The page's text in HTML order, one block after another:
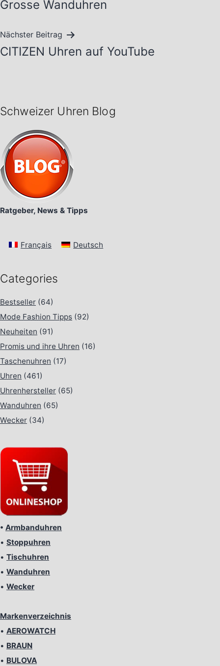
Grosse Wanduhren
Nächster Beitrag
CITIZEN Uhren auf YouTube
Schweizer Uhren Blog
Ratgeber, News & Tipps
Français Deutsch
Categories
Bestseller (64)
Mode Fashion Tipps (92)
Neuheiten (91)
Promis und ihre Uhren (16)
Taschenuhren (17)
Uhren (461)
Uhrenhersteller (65)
Wanduhren (65)
Wecker (34)
• Armbanduhren
• Stoppuhren
• Tischuhren
• Wanduhren
• Wecker
Markenverzeichnis
• AEROWATCH
• BRAUN
• BULOVA